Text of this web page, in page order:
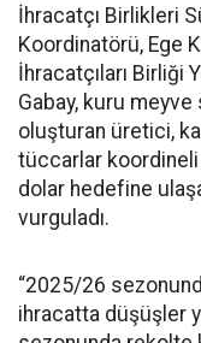
İhracatçı Birlikleri
Koordinatörü, Ege
İhracatçıları Birliği
Gabay, kuru
oluşturan üretici,
tüccarlar
dolar hedefine
vurguladı.
“2025/26
ihracatta düşüşler